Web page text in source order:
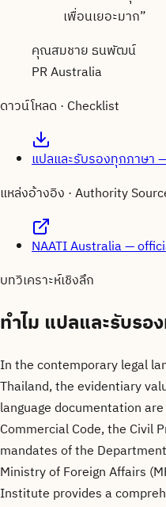
เพื่อนเยอะมาก”
คุณสมชาย ธนพัฒน์
PR Australia
ดาวน์โหลด · Checklist
แปลและรับรองทุกภาษา
แหล่งอ้างอิง · Authority
NAATI Australia —
บทวิเคราะห์เชิงลึก
ทำไม แปลและรับรอ
In the contemporary legal
Thailand, the evidentiary
language documentation
Commercial Code, the Civil
mandates of the
Ministry of Foreign Affairs
Institute provides a